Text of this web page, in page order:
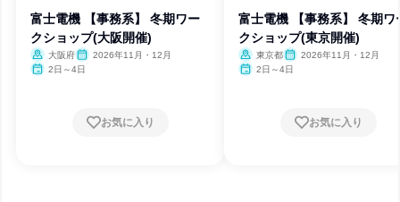
富士電機 【事務系】 冬期ワー
クショップ(大阪開催)
大阪府
2026年11月・12月
2日～4日
お気に入り
富士電機 【事務系】 冬期ワ
クショップ(東京開催)
東京都
2026年11月・12月
2日～4日
お気に入り